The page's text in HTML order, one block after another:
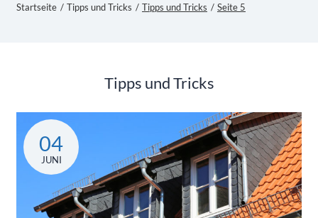
Startseite / Tipps und Tricks / Tipps und Tricks / Seite 5
und
Tricks
Tipps und Tricks
04
JUNI